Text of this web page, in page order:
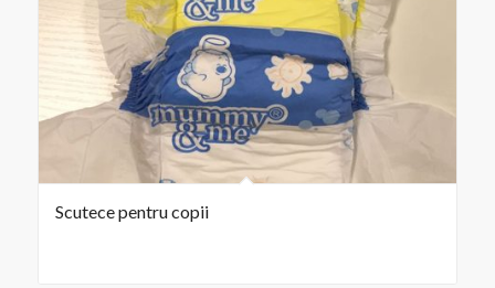
Scutece pentru copii